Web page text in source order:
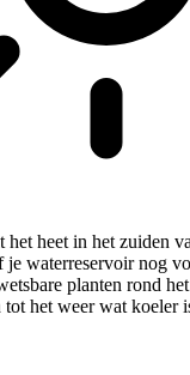
het heet in het zuiden
je waterreservoir nog
planten rond
tot het weer wat koeler